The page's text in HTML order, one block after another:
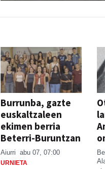
Burrunba, gazte
euskaltzaleen
ekimen berria
Beterri-Buruntzan
Aiurri abu 07, 07:00
URNIETA